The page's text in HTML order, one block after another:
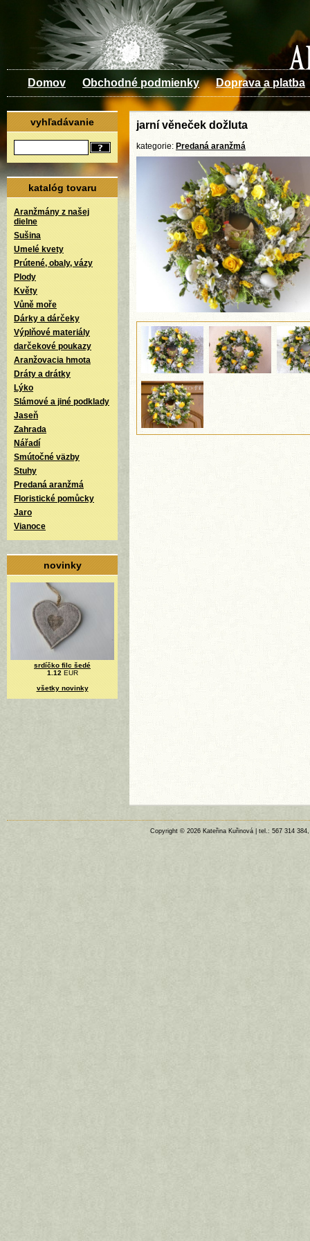
Domov Obchodné podmienky Doprava a platba
vyhľadávanie
katalóg tovaru
Aranžmány z našej
dielne
Sušina
Umelé kvety
Prútené, obaly, vázy
Plody
Květy
Vůně moře
Dárky a dárčeky
Výplňové materiály
darčekové poukazy
Aranžovacia hmota
Dráty a drátky
Lýko
Slámové a jiné podklady
Jaseň
Zahrada
Nářadí
Smútočné väzby
Stuhy
Predaná aranžmá
Floristické pomůcky
Jaro
Vianoce
novinky
srdíčko filc šedé
1.12 EUR
všetky novinky
jarní věneček dožluta
kategorie: Predaná aranžmá
Copyright © 2026 Kateřina Kuřinová | tel.: 567 314